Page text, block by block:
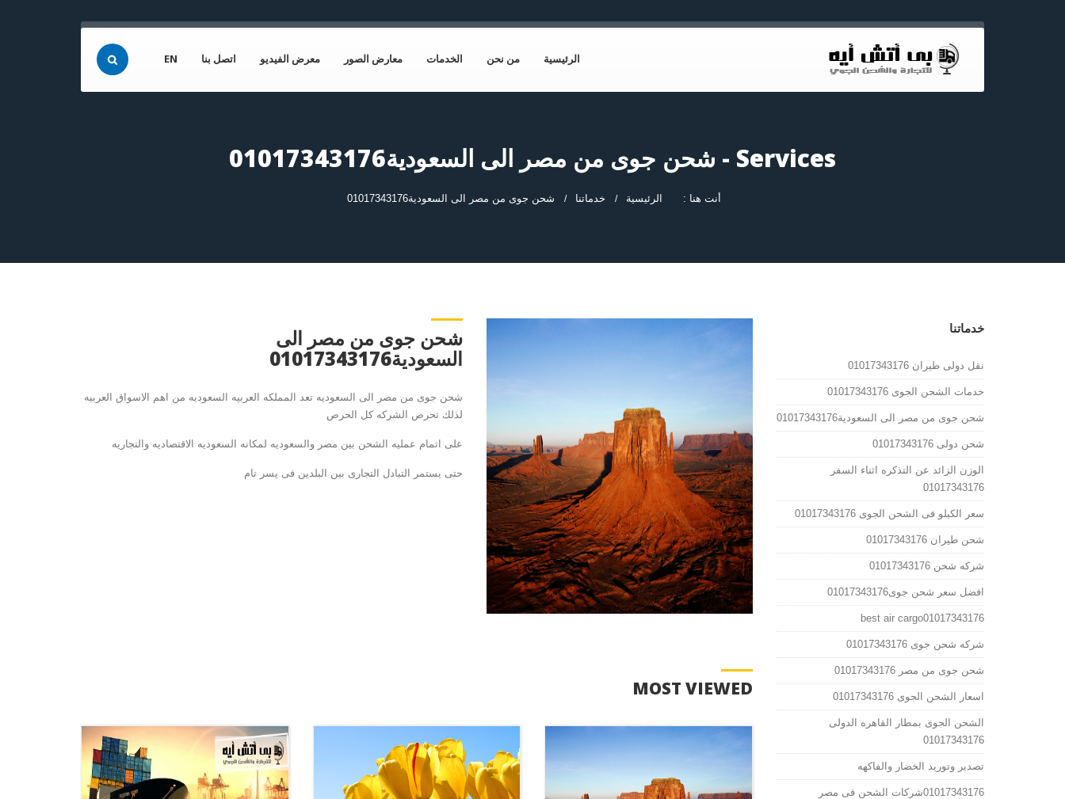
الرئيسية من نحن الخدمات معارض الصور معرض الفيديو اتصل بنا EN
Services - شحن جوى من مصر الى السعودية01017343176
أنت هنا : الرئيسية خدماتنا شحن جوى من مصر الى السعودية01017343176
خدماتنا
نقل دولى طيران 01017343176
خدمات الشحن الجوى 01017343176
شحن جوى من مصر الى السعودية01017343176
شحن دولى 01017343176
الوزن الزائد عن التذكره اثناء السفر
01017343176
سعر الكيلو فى الشحن الجوى 01017343176
شحن طيران 01017343176
شركه شحن 01017343176
افضل سعر شحن جوى01017343176
best air cargo01017343176
شركه شحن جوى 01017343176
شحن جوى من مصر 01017343176
اسعار الشحن الجوى 01017343176
الشحن الجوى بمطار القاهره الدولى
01017343176
تصدير وتوريد الخضار والفاكهه
01017343176شركات الشحن فى مصر
شحن جوى من مصر الى
السعودية01017343176
شحن جوى من مصر الى السعوديه تعد المملكه العربيه السعوديه من اهم الاسواق العربيه
لذلك تحرص الشركه كل الحرص
على اتمام عمليه الشحن بين مصر والسعوديه لمكانه السعوديه الاقتصاديه والتجاريه
حتى يستمر التبادل التجارى بين البلدين فى يسر تام
MOST VIEWED